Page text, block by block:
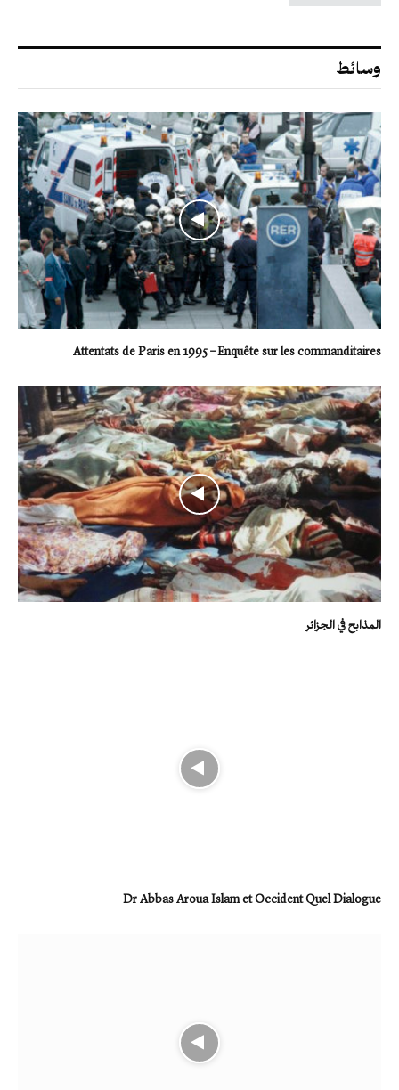
وسائط
Attentats de Paris en 1995 – Enquête sur les commanditaires
المذابح في الجزائر
Dr Abbas Aroua Islam et Occident Quel Dialogue